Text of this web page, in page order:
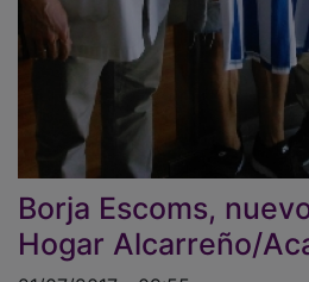
Borja Escoms,
Hogar Alcarreño/
21/07/2017 - 09:55